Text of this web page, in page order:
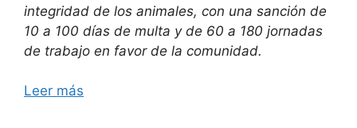
integridad de los animales, con una sanción de
10 a 100 días de multa y de 60 a 180 jornadas
de trabajo en favor de la comunidad.
Leer más